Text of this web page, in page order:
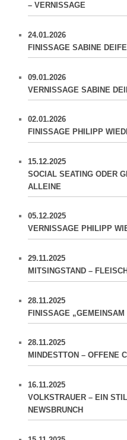
– VERNISSAGE
24.01.2026
FINISSAGE SABINE
09.01.2026
VERNISSAGE SABINE
02.01.2026
FINISSAGE PHILIPP
15.12.2025
SOCIAL SEATING ODER
ALLEINE
05.12.2025
VERNISSAGE PHILIPP
29.11.2025
MITSINGSTAND –
28.11.2025
FINISSAGE
28.11.2025
MINDESTTON – OFFENE
16.11.2025
VOLKSTRAUER – EIN
NEWSBRUNCH